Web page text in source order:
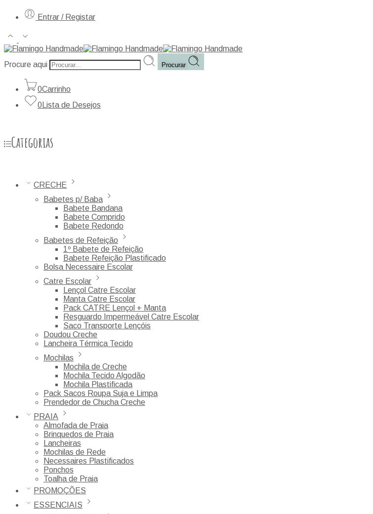
Entrar / Registar
Procure aqui Procurar
0Carrinho
0 Lista de Desejos
Categorias
CRECHE
Babetes p/ Baba
Babete Bandana
Babete Comprido
Babete Redondo
Babetes de Refeição
1º Babete de Refeição
Babete Refeição Plastificado
Bolsa Necessaire Escolar
Catre Escolar
Lençol Catre Escolar
Manta Catre Escolar
Pack CATRE Lençol + Manta
Resguardo Impermeável Catre Escolar
Saco Transporte Lençóis
Doudou Creche
Lancheira Térmica Tecido
Mochilas
Mochila de Creche
Mochila Tecido Algodão
Mochila Plastificada
Pack Sacos Roupa Suja e Limpa
Prendedor de Chucha Creche
PRAIA
Almofada de Praia
Brinquedos de Praia
Lancheiras
Mochilas de Rede
Necessaires Plastificados
Ponchos
Toalha de Praia
PROMOÇÕES
ESSENCIAIS